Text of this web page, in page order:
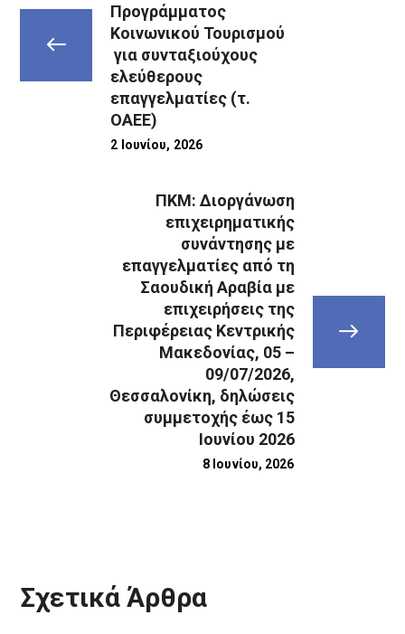
Προγράμματος
Κοινωνικού Τουρισμού
για συνταξιούχους
ελεύθερους
επαγγελματίες (τ.
ΟΑΕΕ)
2 Ιουνίου, 2026
ΠΚΜ: Διοργάνωση
επιχειρηματικής
συνάντησης με
επαγγελματίες από τη
Σαουδική Αραβία με
επιχειρήσεις της
Περιφέρειας Κεντρικής
Μακεδονίας, 05 –
09/07/2026,
Θεσσαλονίκη, δηλώσεις
συμμετοχής έως 15
Ιουνίου 2026
8 Ιουνίου, 2026
Σχετικά Άρθρα